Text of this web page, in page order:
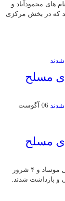
های محمودآباد و
که در بخش مرکزی
باند‌های مسلح
06 آگوست
باند‌های مسلح
محمودآباد آنلاین : وزارت اطلاعات اعلام کرد: ۲۱ عامل موساد و ۴ شرور
و بازداشت شدند.